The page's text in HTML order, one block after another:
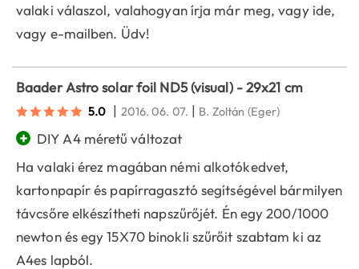
valaki válaszol, valahogyan írja már meg, vagy ide,
vagy e-mailben. Üdv!
Baader Astro solar foil ND5 (visual) - 29x21 cm
5.0 | 2016. 06. 07. | B. Zoltán (Eger)
+
DIY A4 méretű változat
Ha valaki érez magában némi alkotókedvet,
kartonpapír és papírragasztó segítségével bármilyen
távcsőre elkészítheti napszűrőjét. Én egy 200/1000
newton és egy 15X70 binokli szűrőit szabtam ki az
A4es lapból.